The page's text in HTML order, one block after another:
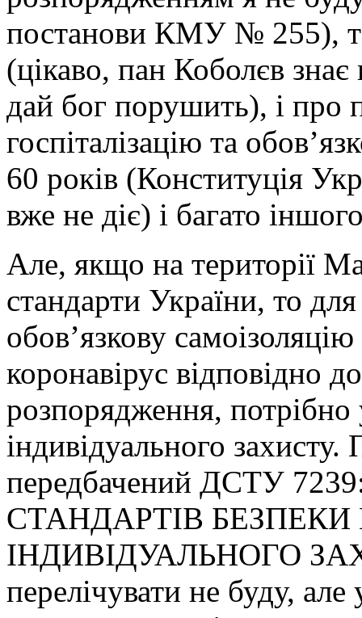
постанови КМУ № 255),
(цікаво, пан Коболєв
дай бог порушить), і про
госпіталізацію та
60 років (Конституція
вже не діє) і багато
Але, якщо на території
стандарти України, то
обов’язкову
коронавірус відповідно
розпорядження, потрібно
індивідуального захисту.
передбачений ДСТУ
СТАНДАРТІВ БЕЗПЕКИ
ІНДИВІДУАЛЬНОГО
перелічувати не буду,